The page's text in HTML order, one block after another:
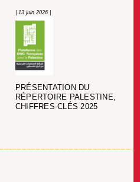
| 13 juin 2026 |
PRÉSENTATION DU
RÉPERTOIRE PALESTINE,
CHIFFRES-CLÉS 2025